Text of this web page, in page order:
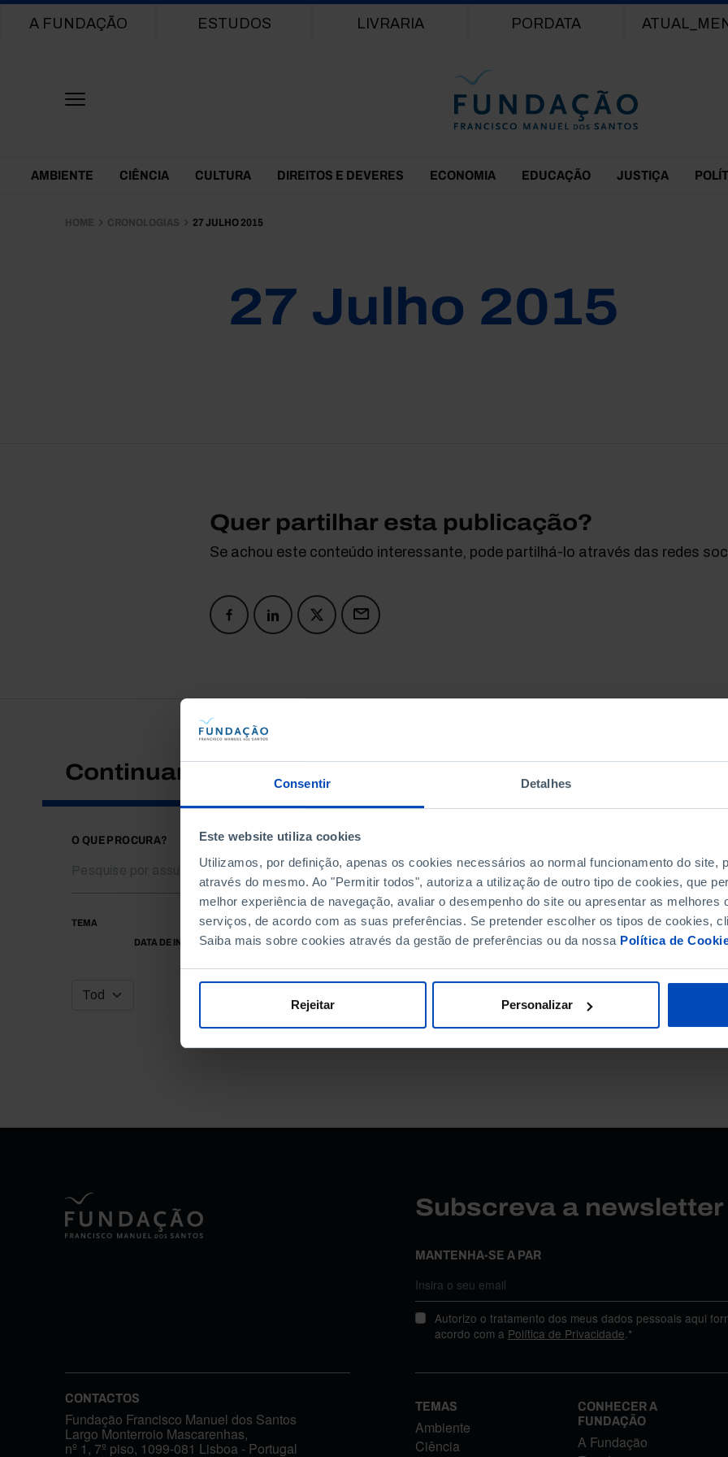
Consentir Detalhes
Este website utiliza cookies
Utilizamos, por definição, apenas os cookies necessários ao normal funcionamento do site,
através do mesmo. Ao "Permitir todos", autoriza a utilização de outro tipo de cookies, que
melhor experiência de navegação, avaliar o desempenho do site ou apresentar as melhores
serviços, de acordo com as suas preferências. Se pretender escolher os tipos de cookies,
Saiba mais sobre cookies através da gestão de preferências ou da nossa Política de
Rejeitar Personalizar
Main navigation
A FUNDAÇÃO ESTUDOS LIVRARIA PORDATA
Themes Menu
AMBIENTE CIÊNCIA CULTURA DIREITOS E DEVERES ECONOMIA EDUCAÇÃO JUSTIÇA
HOME CRONOLOGIAS 27 JULHO 2015
27 Julho 2015
Quer partilhar esta publicação?
Se achou este conteúdo interessante, pode partilhá-lo através das redes
Continuar a pesquisar
O QUE PROCURA?
TEMA
DATA DE INÍCIO
DATA DE FIM
Subscreva a
MANTENHA-SE A PAR
Autorizo o tratamento dos meus dados pessoais aqui
acordo com a Política de Privacidade.*
CONTACTOS
Fundação Francisco Manuel dos Santos
Largo Monterroio Mascarenhas,
nº 1, 7º piso, 1099-081 Lisboa - Portugal
TEMAS
Ambiente
Ciência
CONHECER A
FUNDAÇÃO
A Fundação